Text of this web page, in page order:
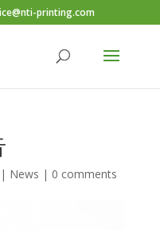
printing.com
| News | 0 comments